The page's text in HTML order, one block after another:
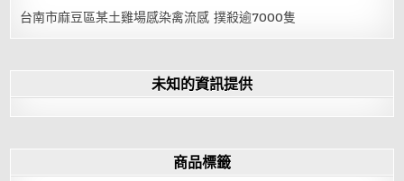
台南市麻豆區某土雞場感染禽流感 撲殺逾7000隻
未知的資訊提供
商品標籤